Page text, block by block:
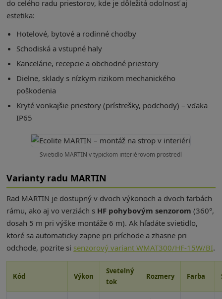
do celého radu priestorov, kde je dôležitá odolnosť aj
estetika:
Hotelové, bytové a rodinné chodby
Schodiská a vstupné haly
Kancelárie, recepcie a obchodné priestory
Dielne, sklady s nízkym rizikom mechanického
poškodenia
Kryté vonkajšie priestory (prístrešky, podchody) – vďaka
IP65
Svietidlo MARTIN v typickom interiérovom prostredí
Varianty radu MARTIN
Rad MARTIN je dostupný v dvoch výkonoch a dvoch farbách
rámu, ako aj vo verziách s HF pohybovým senzorom (360°,
dosah 5 m pri výške montáže 6 m). Ak hľadáte svietidlo,
ktoré sa automaticky zapne pri príchode a zhasne pri
odchode, pozrite si senzorový variant WMAT300/HF-15W/BI.
Kód Výkon
Svetelný
tok
Rozmery Farba